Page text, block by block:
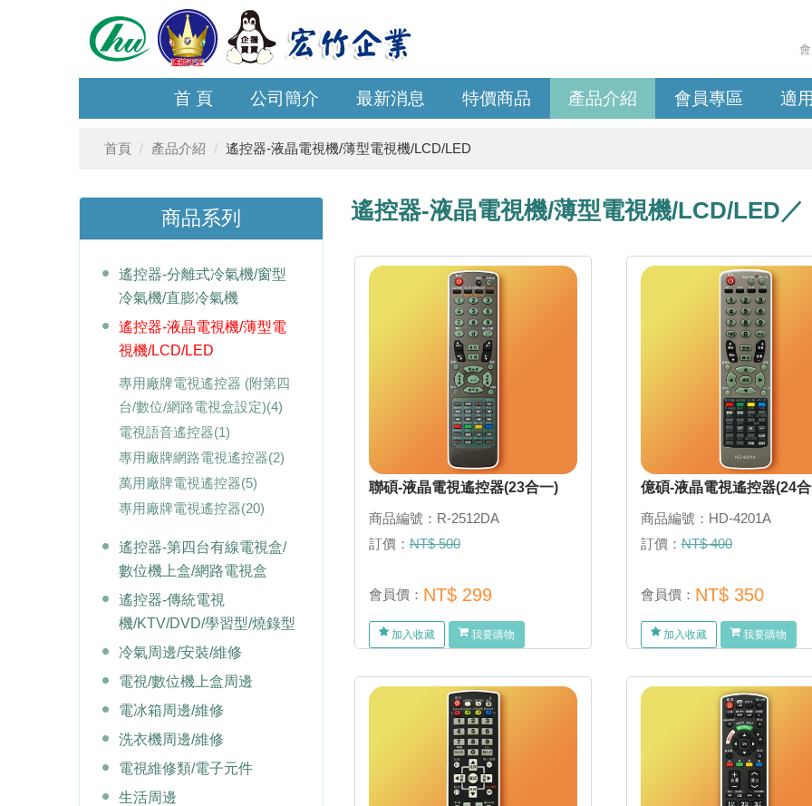
首 頁 公司簡介 最新消息 特價商品 產品介紹 會員專區 適
首頁 產品介紹 遙控器-液晶電視機/薄型電視機/LCD/LED
商品系列
遙控器-分離式冷氣機/窗型
冷氣機/直膨冷氣機
遙控器-液晶電視機/薄型電
視機/LCD/LED
專用廠牌電視遙控器 (附第四
台/數位/網路電視盒設定)(4)
電視語音遙控器(1)
專用廠牌網路電視遙控器(2)
萬用廠牌電視遙控器(5)
專用廠牌電視遙控器(20)
遙控器-第四台有線電視盒/
數位機上盒/網路電視盒
遙控器-傳統電視
機/KTV/DVD/學習型/燒錄型
冷氣周邊/安裝/維修
電視/數位機上盒周邊
電冰箱周邊/維修
洗衣機周邊/維修
電視維修類/電子元件
生活周邊
遙控器-液晶電視機/薄型電視機/LCD/LED／
聯碩-液晶電視遙控器(23合一)
商品編號：R-2512DA
訂價：NT$ 500
會員價： NT$ 299
加入收藏 我要購物
億碩-液晶電視遙控器(24
商品編號：HD-4201A
訂價：NT$ 400
會員價： NT$ 350
加入收藏 我要購物